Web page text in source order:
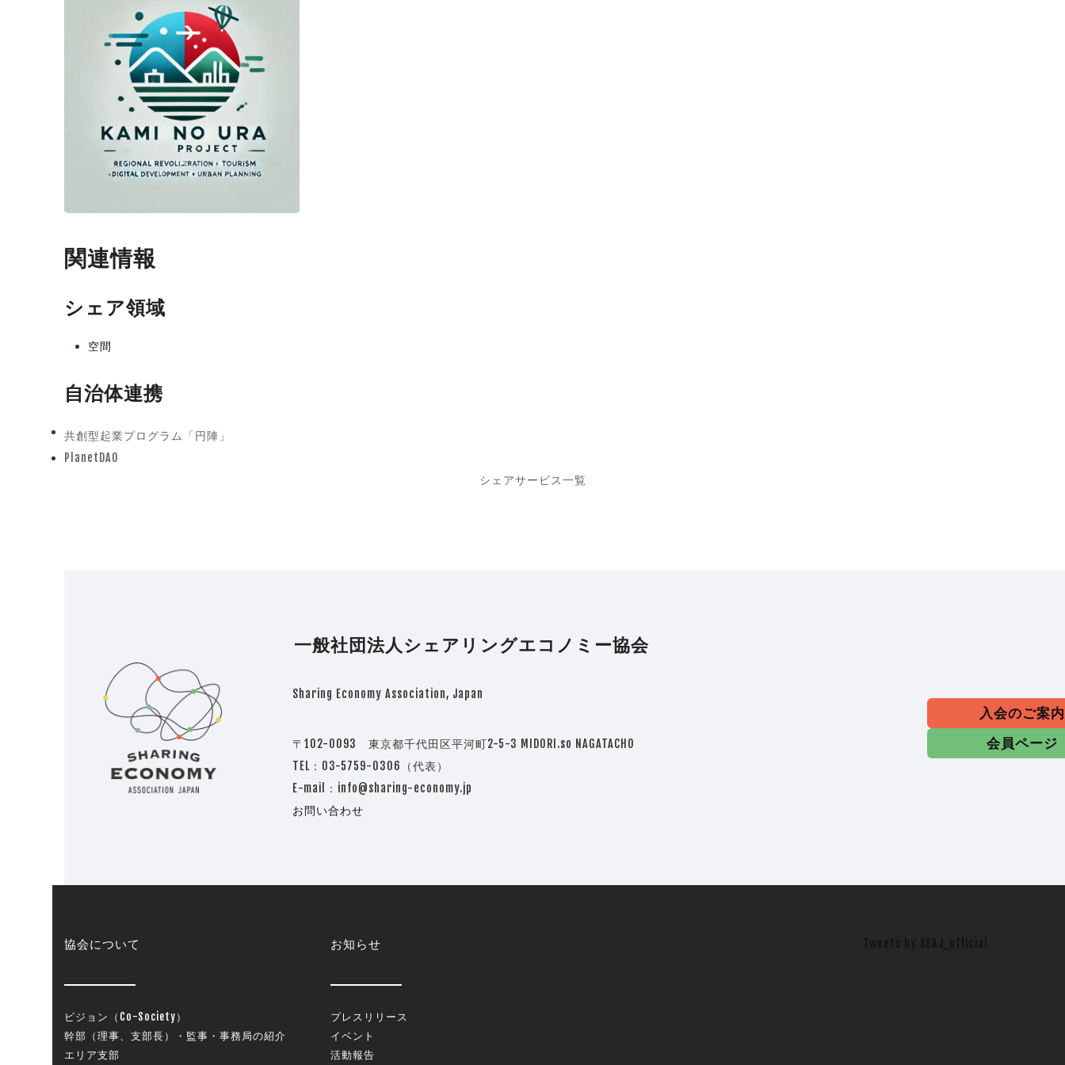
関連情報
シェア領域
空間
自治体連携
previous
共創型起業プログラム「円陣」
PlanetDAO
シェアサービス一覧
一般社団法人シェアリングエコノミー協会
Sharing Economy Association, Japan
〒102-0093 東京都千代田区平河町2-5-3 MIDORI.so NAGATACHO
TEL：03-5759-0306（代表）
E-mail：info@sharing-economy.jp
お問い合わせ
入会のご案内
会員ページ
協会について
ビジョン（Co-Society）
幹部（理事、支部長）・監事・事務局の紹介
エリア支部
お知らせ
プレスリリース
イベント
活動報告